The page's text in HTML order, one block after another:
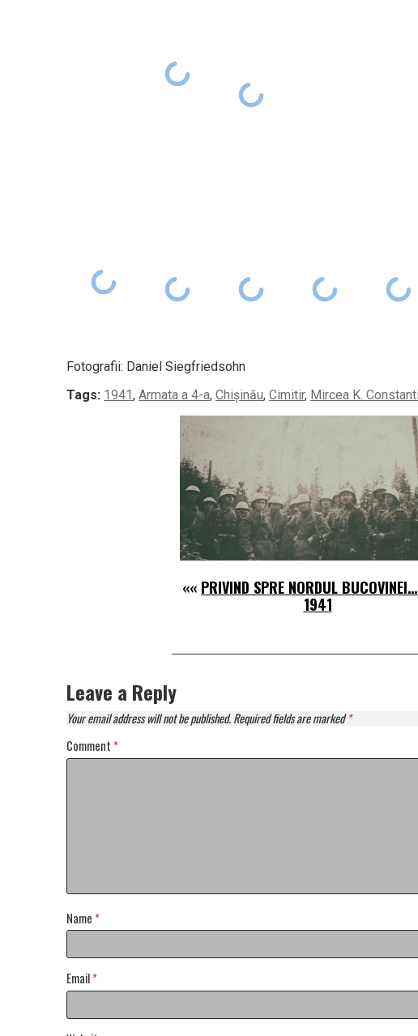
Fotografii: Daniel Siegfriedsohn
Tags: 1941, Armata a 4-a, Chișinău, Cimitir, Mircea K.
«« PRIVIND SPRE NORDUL
1941
Leave a Reply
Your email address will not be published.Required fields are marked*
Comment *
Name *
Email*